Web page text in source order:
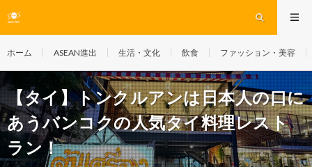
ホーム ASEAN進出 生活・文化 飲食 ファッション・美容
【タイ】トンクルアンは日本人の口に
あうバンコクの人気タイ料理レスト
ラン！